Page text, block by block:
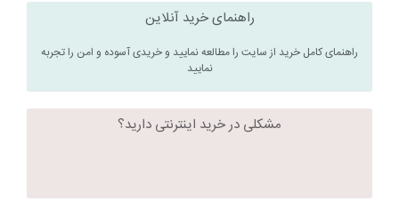
راهنمای خرید آنلاین
راهنمای کامل خرید از سایت را مطالعه نمایید و خریدی آسوده و امن را تجربه
نمایید
مشکلی در خرید اینترنتی دارید؟